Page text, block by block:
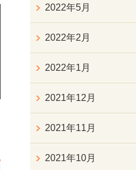
2022年5月
2022年2月
2022年1月
2021年12月
2021年11月
2021年10月